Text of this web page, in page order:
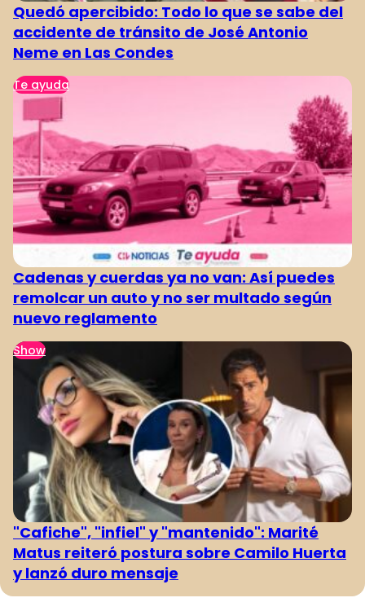
Quedó apercibido: Todo lo que se sabe del
accidente de tránsito de José Antonio
Neme en Las Condes
Te ayuda
Cadenas y cuerdas ya no van: Así puedes
remolcar un auto y no ser multado según
nuevo reglamento
Show
"Cafiche", "infiel" y "mantenido": Marité
Matus reiteró postura sobre Camilo Huerta
y lanzó duro mensaje